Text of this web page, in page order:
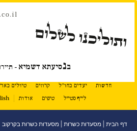
.co.il
ותוליכנו לשלום
בנסיעתא דשמיא -
חדשות יעדים בחו"ל קרוזים טיולים
לייף סטייל
טיפים אודות
דף הבית מסעדות כשרות מסעדות כשרות בקרקוב